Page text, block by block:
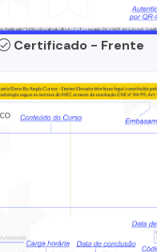
Certificado - Frente